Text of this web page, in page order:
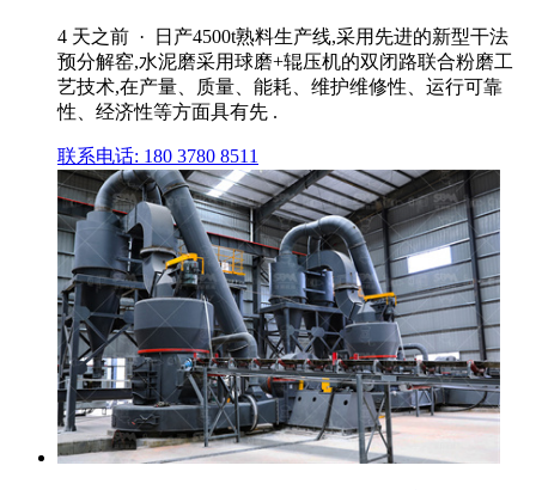
4 天之前 · 日产4500t熟料生产线,采用先进的新型干法
预分解窑,水泥磨采用球磨+辊压机的双闭路联合粉磨工
艺技术,在产量、质量、能耗、维护维修性、运行可靠
性、经济性等方面具有先 .
联系电话: 180 3780 8511